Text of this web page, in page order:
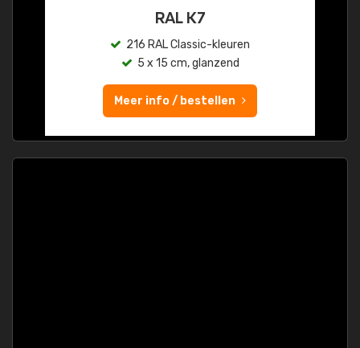
RAL K7
216 RAL Classic-kleuren
5 x 15 cm, glanzend
Meer info / bestellen